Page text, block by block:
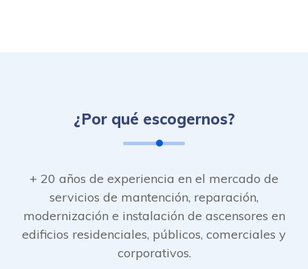
¿Por qué escogernos?
+ 20 años de experiencia en el mercado de
servicios de mantención, reparación,
modernización e instalación de ascensores en
edificios residenciales, públicos, comerciales y
corporativos.